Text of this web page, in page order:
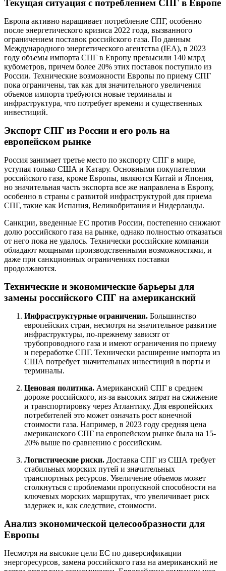
Текущая ситуация с потреблением СПГ в Европе
Европа активно наращивает потребление СПГ, особенно
после энергетического кризиса 2022 года, вызванного
ограничением поставок российского газа. По данным
Международного энергетического агентства (IEA), в 2023
году объемы импорта СПГ в Европу превысили 140 млрд
кубометров, причем более 20% этих поставок поступило из
России. Технические возможности Европы по приему СПГ
пока ограничены, так как для значительного увеличения
объемов импорта требуются новые терминалы и
инфраструктура, что потребует времени и существенных
инвестиций.
Экспорт СПГ из России и его роль на
европейском рынке
Россия занимает третье место по экспорту СПГ в мире,
уступая только США и Катару. Основными покупателями
российского газа, кроме Европы, являются Китай и Япония,
но значительная часть экспорта все же направлена в Европу,
особенно в страны с развитой инфраструктурой для приема
СПГ, такие как Испания, Великобритания и Нидерланды.
Санкции, введенные ЕС против России, постепенно снижают
долю российского газа на рынке, однако полностью отказаться
от него пока не удалось. Технически российские компании
обладают мощными производственными возможностями, и
даже при санкционных ограничениях поставки
продолжаются.
Технические и экономические барьеры для
замены российского СПГ на американский
Инфраструктурные ограничения. Большинство
европейских стран, несмотря на значительное развитие
инфраструктуры, по-прежнему зависят от
трубопроводного газа и имеют ограничения по приему
и переработке СПГ. Технически расширение импорта из
США потребует значительных инвестиций в порты и
терминалы.
Ценовая политика. Американский СПГ в среднем
дороже российского, из-за высоких затрат на сжижение
и транспортировку через Атлантику. Для европейских
потребителей это может означать рост конечной
стоимости газа. Например, в 2023 году средняя цена
американского СПГ на европейском рынке была на 15-
20% выше по сравнению с российским.
Логистические риски. Доставка СПГ из США требует
стабильных морских путей и значительных
транспортных ресурсов. Увеличение объемов может
столкнуться с проблемами пропускной способности на
ключевых морских маршрутах, что увеличивает риск
задержек и, как следствие, стоимости.
Анализ экономической целесообразности для
Европы
Несмотря на высокие цели ЕС по диверсификации
энергоресурсов, замена российского газа на американский не